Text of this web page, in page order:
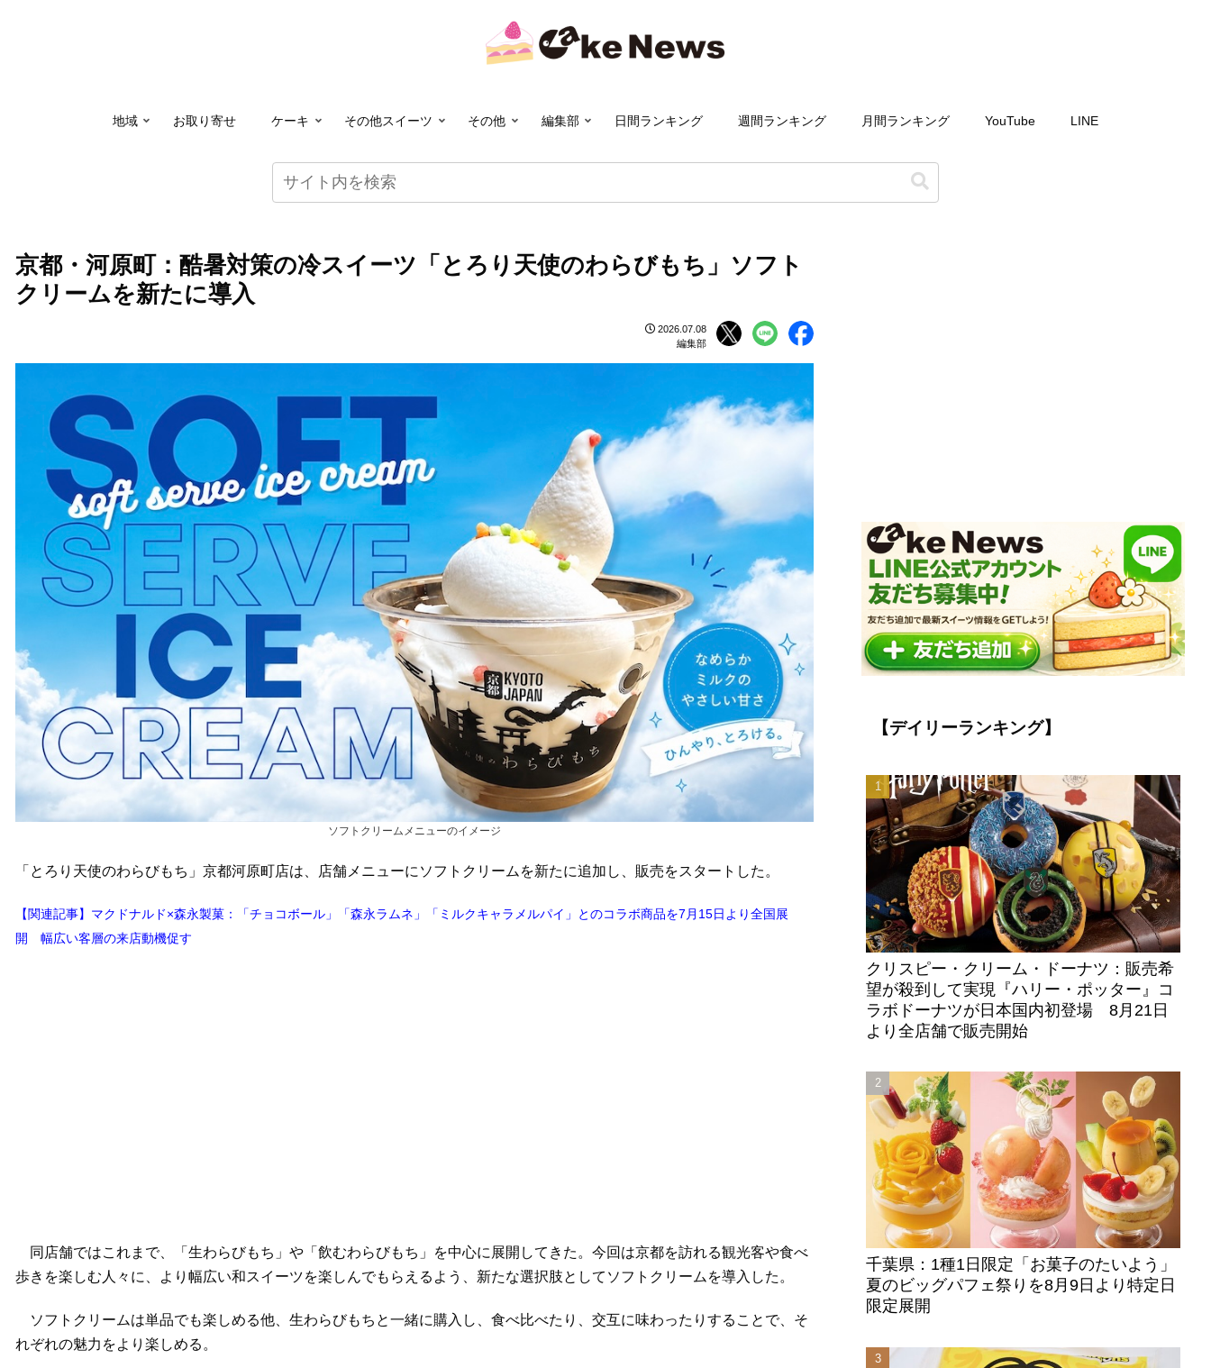
地域 お取り寄せ ケーキ その他スイーツ その他 編集部 日間ランキング 週間ランキング 月間ランキング YouTube LINE
京都・河原町：酷暑対策の冷スイーツ「とろり天使のわらびもち」ソフト
クリームを新たに導入
2026.07.08
編集部
ソフトクリームメニューのイメージ
「とろり天使のわらびもち」京都河原町店は、店舗メニューにソフトクリームを新たに追加し、販売をスタートした。
【関連記事】マクドナルド×森永製菓：「チョコボール」「森永ラムネ」「ミルクキャラメルパイ」とのコラボ商品を7月15日より全国展
開 幅広い客層の来店動機促す
同店舗ではこれまで、「生わらびもち」や「飲むわらびもち」を中心に展開してきた。今回は京都を訪れる観光客や食べ
歩きを楽しむ人々に、より幅広い和スイーツを楽しんでもらえるよう、新たな選択肢としてソフトクリームを導入した。
ソフトクリームは単品でも楽しめる他、生わらびもちと一緒に購入し、食べ比べたり、交互に味わったりすることで、そ
れぞれの魅力をより楽しめる。
【デイリーランキング】
クリスピー・クリーム・ドーナツ：販売希
望が殺到して実現『ハリー・ポッター』コ
ラボドーナツが日本国内初登場 8月21日
より全店舗で販売開始
千葉県：1種1日限定「お菓子のたいよう」
夏のビッグパフェ祭りを8月9日より特定日
限定展開